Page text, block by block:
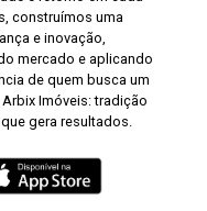
construímos uma
e inovação,
mercado e aplicando
de quem busca um
Imóveis: tradição
gera resultados.